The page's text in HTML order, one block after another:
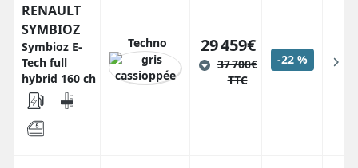
RENAULT
SYMBIOZ
Symbioz E-
Tech full
hybrid 160 ch
Techno 29 459€
37 700€
TTC
-22 %